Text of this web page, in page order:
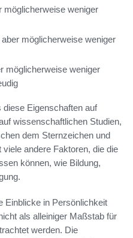
möglicherweise weniger
möglicherweise weniger
möglicherweise weniger
Eigenschaften auf
wissenschaftlichen Studien,
dem Sternzeichen und
andere Faktoren, die die
können, wie Bildung,
Einblicke in Persönlichkeit
als alleiniger Maßstab für
werden. Die